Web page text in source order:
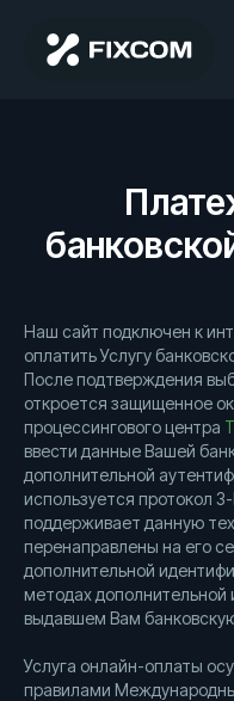
Наш сайт подключен к
оплатить Услугу
После подтверждения
откроется защищенное
процессингового центра
ввести данные Вашей
дополнительной
используется протокол
поддерживает данную
перенаправлены на его
дополнительной
методах дополнительной
выдавшем Вам
Услуга онлайн-оплаты
правилами